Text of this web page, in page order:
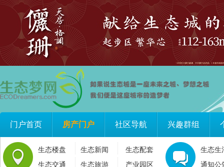
门户首页 房产门户 社区导航 兴趣群组
生态楼盘 生态新闻
生态配套
生态交通
生态旅游 产业园区
生态生
通知公